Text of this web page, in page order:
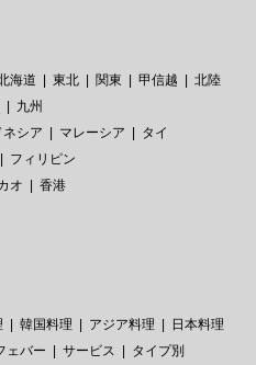
海道 東北 関東 甲信越
北陸
九州
ネシア マレーシア
タイ
フィリピン
オ
香港
韓国料理 アジア料理
日本料理
ェバー サービス
タイプ別